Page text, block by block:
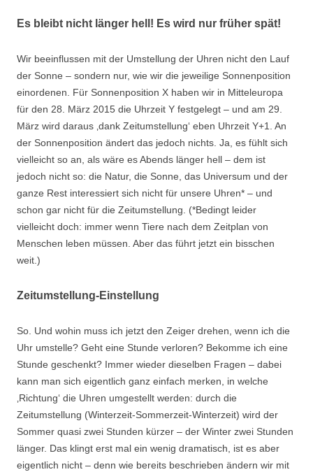
Es bleibt nicht länger hell! Es wird nur früher spät!
Wir beeinflussen mit der Umstellung der Uhren nicht den Lauf
der Sonne – sondern nur, wie wir die jeweilige Sonnenposition
einordenen. Für Sonnenposition X haben wir in Mitteleuropa
für den 28. März 2015 die Uhrzeit Y festgelegt – und am 29.
März wird daraus ‚dank Zeitumstellung‘ eben Uhrzeit Y+1. An
der Sonnenposition ändert das jedoch nichts. Ja, es fühlt sich
vielleicht so an, als wäre es Abends länger hell – dem ist
jedoch nicht so: die Natur, die Sonne, das Universum und der
ganze Rest interessiert sich nicht für unsere Uhren* – und
schon gar nicht für die Zeitumstellung. (*Bedingt leider
vielleicht doch: immer wenn Tiere nach dem Zeitplan von
Menschen leben müssen. Aber das führt jetzt ein bisschen
weit.)
Zeitumstellung-Einstellung
So. Und wohin muss ich jetzt den Zeiger drehen, wenn ich die
Uhr umstelle? Geht eine Stunde verloren? Bekomme ich eine
Stunde geschenkt? Immer wieder dieselben Fragen – dabei
kann man sich eigentlich ganz einfach merken, in welche
‚Richtung‘ die Uhren umgestellt werden: durch die
Zeitumstellung (Winterzeit-Sommerzeit-Winterzeit) wird der
Sommer quasi zwei Stunden kürzer – der Winter zwei Stunden
länger. Das klingt erst mal ein wenig dramatisch, ist es aber
eigentlich nicht – denn wie bereits beschrieben ändern wir mit